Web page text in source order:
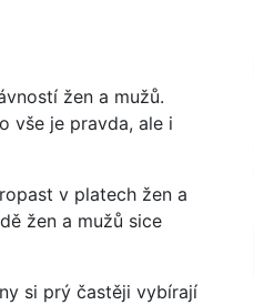
žen a mužů.
vše je pravda, ale i
v platech žen a
žen a mužů sice
si prý častěji vybírají